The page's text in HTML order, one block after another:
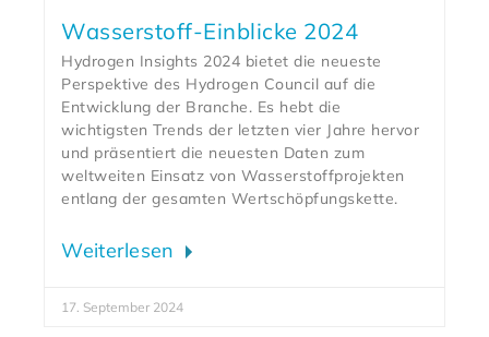
Wasserstoff-Einblicke 2024
Hydrogen Insights 2024 bietet die neueste
Perspektive des Hydrogen Council auf die
Entwicklung der Branche. Es hebt die
wichtigsten Trends der letzten vier Jahre hervor
und präsentiert die neuesten Daten zum
weltweiten Einsatz von Wasserstoffprojekten
entlang der gesamten Wertschöpfungskette.
Weiterlesen
17. September 2024